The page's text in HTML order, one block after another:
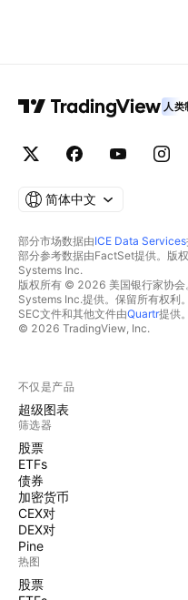
人类
简体中文
部分市场数据由ICE Data Services
部分参考数据由FactSet提供。版
Systems Inc.
版权所有 © 2026 美国银行家协
Systems Inc.提供。保留所有权利。
SEC文件和其他文件由Quartr提供。
© 2026 TradingView, Inc.
不仅是产品
超级图表
筛选器
股票
ETFs
债券
加密货币
CEX对
DEX对
Pine
热图
股票